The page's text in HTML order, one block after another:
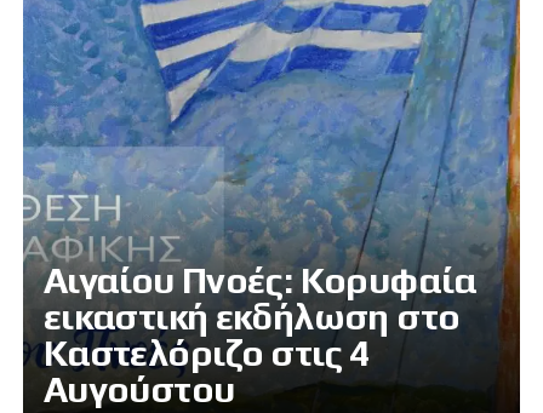
Αιγαίου Πνοές: Κορυφαία
εικαστική εκδήλωση στο
Καστελόριζο στις 4
Αυγούστου